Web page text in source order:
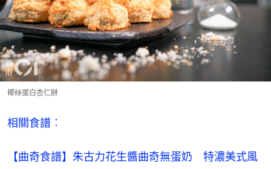
椰絲蛋白杏仁餅
相關食譜︰
【曲奇食譜】朱古力花生醬曲奇無蛋奶　特濃美式風